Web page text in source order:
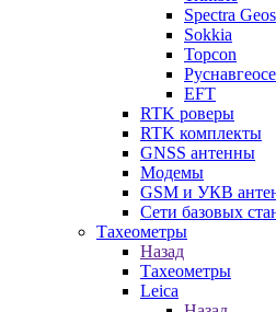
Spectra
Sokkia
Topcon
EFT
RTK роверы
RTK комплекты
GNSS антенны
Модемы
GSM и УКВ
Сети базовых
Тахеометры
Назад
Тахеометры
Leica